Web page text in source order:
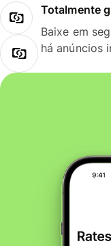
Totalmente
Baixe em
há anúncios